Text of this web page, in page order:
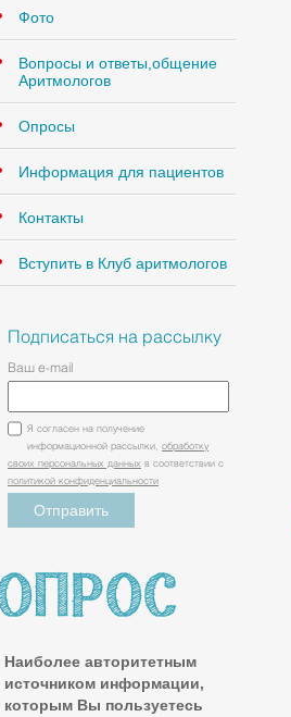
Фото
Вопросы и ответы,общение
Аритмологов
Опросы
Информация для пациентов
Контакты
Вступить в Клуб аритмологов
Подписаться на рассылку
Ваш e-mail
Я согласен на получение
информационной рассылки, обработку
своих персональных данных
в соответствии с
политикой конфиденциальности
Наиболее авторитетным
источником информации,
которым Вы пользуетесь